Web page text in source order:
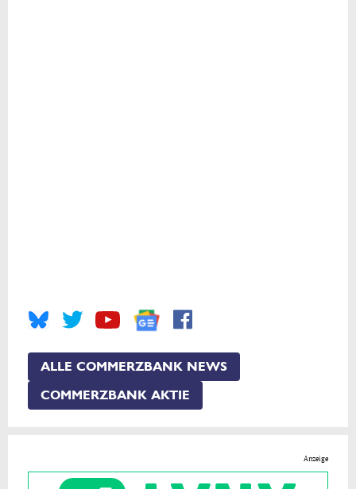
ALLE COMMERZBANK NEWS
COMMERZBANK AKTIE
Anzeige